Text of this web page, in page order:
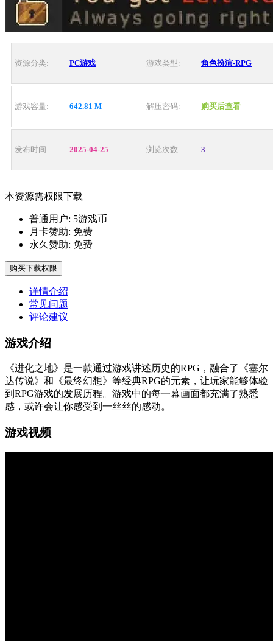
资源分类: PC游戏 游戏类型: 角色扮演-RPG
游戏容量: 642.81 M 解压密码: 购买后查看
发布时间: 2025-04-25 浏览次数: 3
本资源需权限下载
普通用户: 5游戏币
月卡赞助: 免费
永久赞助: 免费
购买下载权限
详情介绍
常见问题
评论建议
游戏介绍
《进化之地》是一款通过游戏讲述历史的RPG，融合了《塞尔
达传说》和《最终幻想》等经典RPG的元素，让玩家能够体验
到RPG游戏的发展历程。游戏中的每一幕画面都充满了熟悉
感，或许会让你感受到一丝丝的感动。
游戏视频